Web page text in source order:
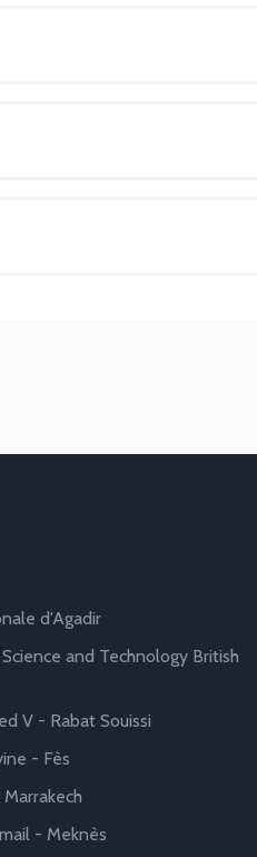
d'Agadir
and Technology British
V - Rabat Souissi
- Fès
- Meknès